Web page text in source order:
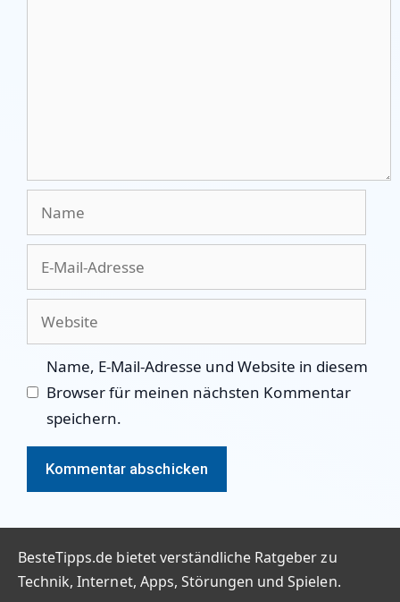
Name, E-Mail-Adresse und Website in diesem
Browser für meinen nächsten Kommentar
speichern.
BesteTipps.de bietet verständliche Ratgeber zu
Technik, Internet, Apps, Störungen und Spielen.